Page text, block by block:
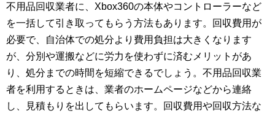
不用品回収業者に、Xbox360の本体やコントローラーなど
を一括して引き取ってもらう方法もあります。回収費用が
必要で、自治体での処分より費用負担は大きくなります
が、分別や運搬などに労力を使わずに済むメリットがあ
り、処分までの時間を短縮できるでしょう。不用品回収業
者を利用するときは、業者のホームページなどから連絡
し、見積もりを出してもらいます。回収費用や回収方法な